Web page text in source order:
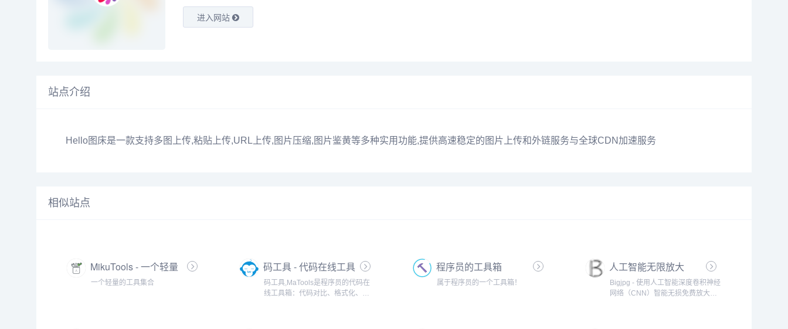
进入网站
站点介绍
Hello图床是一款支持多图上传,粘贴上传,URL上传,图片压缩,图片鉴黄等多种实用功能,提供高速稳定的图片上传和外链服务与全球CDN加速服务
相似站点
MikuTools - 一个轻量
的工具集合
一个轻量的工具集合
码工具 - 代码在线工具
箱
码工具,MaTools是程序员的代码在
线工具箱：代码对比、格式化、压
程序员的工具箱
属于程序员的一个工具箱！
人工智能无限放大
Bigjpg - 使用人工智能深度卷积神经
网络（CNN）智能无损免费放大图